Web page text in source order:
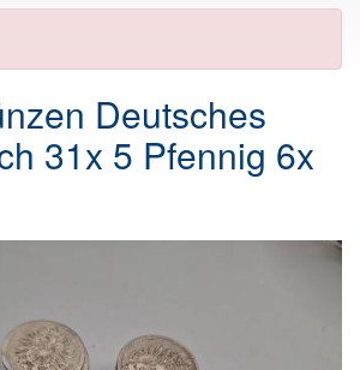
Deutsches
31x 5 Pfennig 6x